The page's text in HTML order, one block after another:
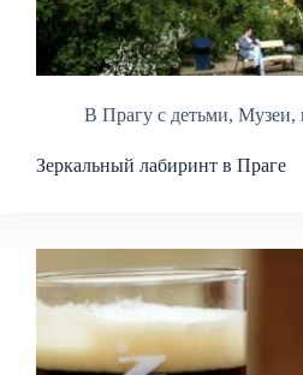
В Прагу с детьми, Музеи,
Зеркальный лабиринт в Праге